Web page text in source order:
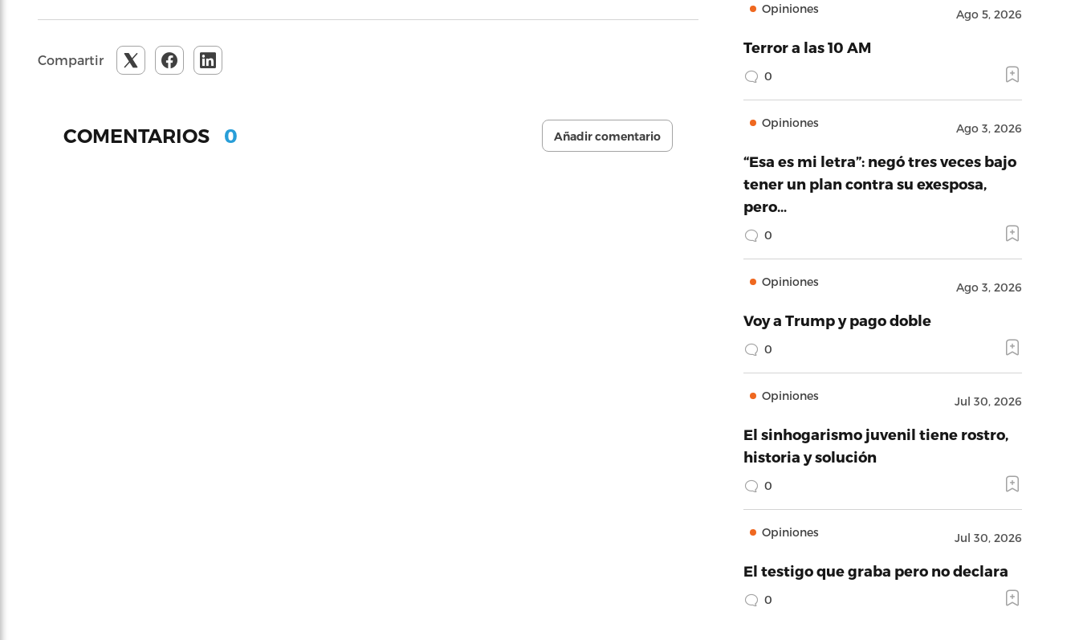
Compartir
COMENTARIOS 0 Añadir comentario
Opiniones Ago 5, 2026
Terror a las 10 AM
0
Opiniones Ago 3, 2026
“Esa es mi letra”: negó tres veces bajo
tener un plan contra su exesposa,
pero…
0
Opiniones Ago 3, 2026
Voy a Trump y pago doble
0
Opiniones Jul 30, 2026
El sinhogarismo juvenil tiene rostro,
historia y solución
0
Opiniones Jul 30, 2026
El testigo que graba pero no declara
0